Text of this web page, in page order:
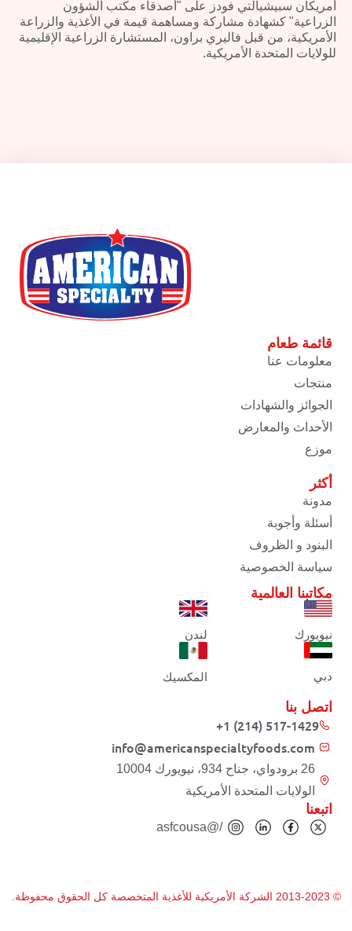
أمريكان سبيشيالتي فودز على "أصدقاء مكتب الشؤون
الزراعية" كشهادة مشاركة ومساهمة قيمة في الأغذية والزراعة
الأمريكية، من قبل فاليري براون، المستشارة الزراعية الإقليمية
للولايات المتحدة الأمريكية.
قائمة طعام
معلومات عنا
منتجات
الجوائز والشهادات
الأحداث والمعارض
موزع
أكثر
مدونة
أسئلة وأجوبة
البنود و الظروف
سياسة الخصوصية
مكاتبنا العالمية
نيويورك لندن
دبي المكسيك
اتصل بنا
+1 (214) 517-1429
info@americanspecialtyfoods.com
26 برودواي، جناح 934، نيويورك 10004
الولايات المتحدة الأمريكية
اتبعنا
/@asfcousa
© 2013-2023 الشركة الأمريكية للأغذية المتخصصة كل الحقوق محفوظة.